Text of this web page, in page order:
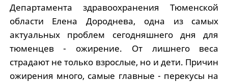
Департамента здравоохранения Тюменской
области Елена Дороднева, одна из самых
актуальных проблем сегодняшнего дня для
тюменцев - ожирение. От лишнего веса
страдают не только взрослые, но и дети. Причин
ожирения много, самые главные - перекусы на